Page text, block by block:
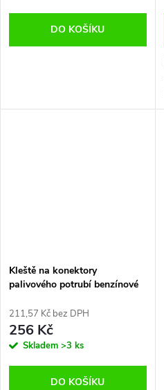
DO KOŠÍKU
Kleště na konektory
palivového potrubí benzínové
211,57 Kč bez DPH
256 Kč
Skladem >3 ks
DO KOŠÍKU